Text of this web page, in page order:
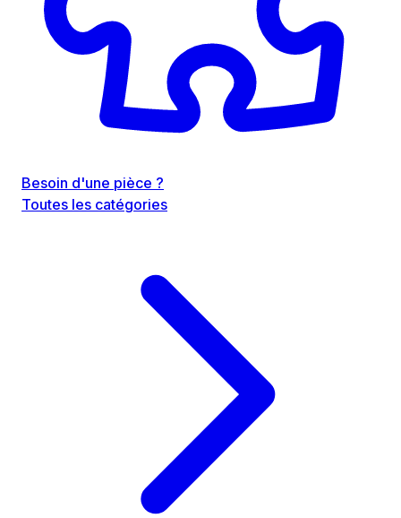
Besoin d'une pièce ?
Toutes les catégories